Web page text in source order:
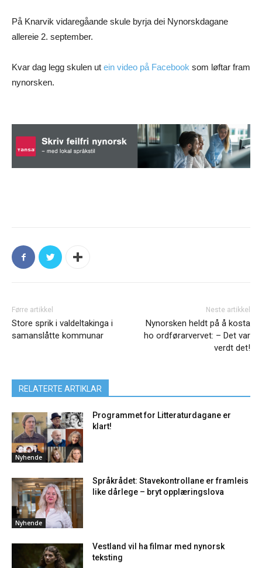
På Knarvik vidaregåande skule byrja dei Nynorskdagane
allereie 2. september.
Kvar dag legg skulen ut ein video på Facebook som løftar fram
nynorsken.
Førre artikkel
Store sprik i valdeltakinga i
samanslåtte kommunar
Neste artikkel
Nynorsken heldt på å kosta
ho ordførarvervet: – Det var
verdt det!
RELATERTE ARTIKLAR
Nyhende
Programmet for Litteraturdagane er
klart!
Nyhende
Språkrådet: Stavekontrollane er framleis
like dårlege – bryt opplæringslova
Vestland vil ha filmar med nynorsk
teksting